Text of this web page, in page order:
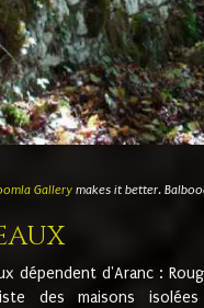
Gallerymakes it better.
dépendent d'Aranc :
des maisons isolées